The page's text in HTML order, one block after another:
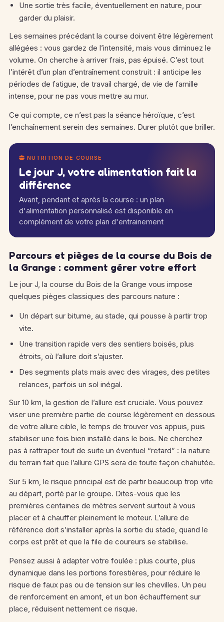
Une sortie très facile, éventuellement en nature, pour
garder du plaisir.
Les semaines précédant la course doivent être légèrement
allégées : vous gardez de l’intensité, mais vous diminuez le
volume. On cherche à arriver frais, pas épuisé. C’est tout
l’intérêt d’un plan d’entraînement construit : il anticipe les
périodes de fatigue, de travail chargé, de vie de famille
intense, pour ne pas vous mettre au mur.
Ce qui compte, ce n’est pas la séance héroïque, c’est
l’enchaînement serein des semaines. Durer plutôt que briller.
NUTRITION DE COURSE
Le jour J, votre alimentation fait la
différence
Avant, pendant et après la course : un plan
d'alimentation personnalisé est disponible en
complément de votre plan d'entrainement
Parcours et pièges de la course du Bois de
la Grange : comment gérer votre effort
Le jour J, la course du Bois de la Grange vous impose
quelques pièges classiques des parcours nature :
Un départ sur bitume, au stade, qui pousse à partir trop
vite.
Une transition rapide vers des sentiers boisés, plus
étroits, où l’allure doit s’ajuster.
Des segments plats mais avec des virages, des petites
relances, parfois un sol inégal.
Sur 10 km, la gestion de l’allure est cruciale. Vous pouvez
viser une première partie de course légèrement en dessous
de votre allure cible, le temps de trouver vos appuis, puis
stabiliser une fois bien installé dans le bois. Ne cherchez
pas à rattraper tout de suite un éventuel “retard” : la nature
du terrain fait que l’allure GPS sera de toute façon chahutée.
Sur 5 km, le risque principal est de partir beaucoup trop vite
au départ, porté par le groupe. Dites-vous que les
premières centaines de mètres servent surtout à vous
placer et à chauffer pleinement le moteur. L’allure de
référence doit s’installer après la sortie du stade, quand le
corps est prêt et que la file de coureurs se stabilise.
Pensez aussi à adapter votre foulée : plus courte, plus
dynamique dans les portions forestières, pour réduire le
risque de faux pas ou de tension sur les chevilles. Un peu
de renforcement en amont, et un bon échauffement sur
place, réduisent nettement ce risque.